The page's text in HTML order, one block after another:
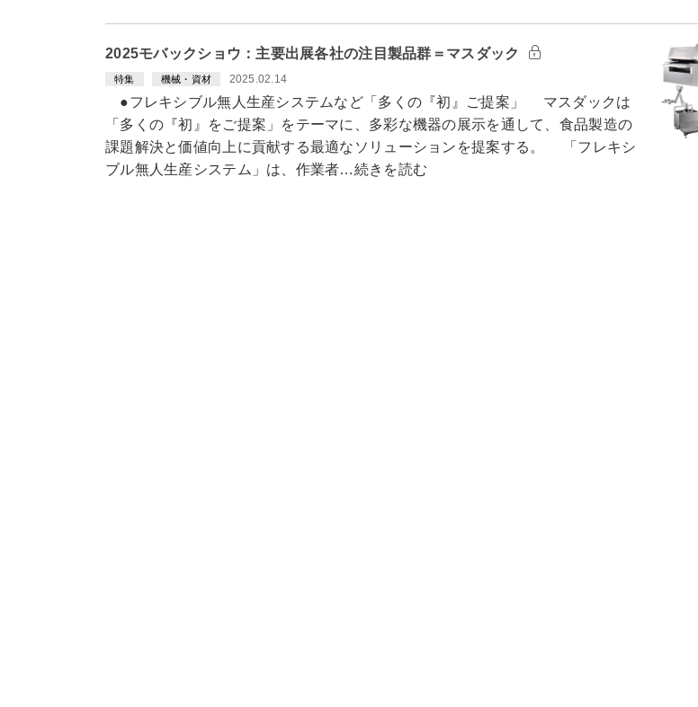
2025モバックショウ：主要出展各社の注目製品群＝マスダック
特集 機械・資材 2025.02.14
●フレキシブル無人生産システムなど「多くの『初』ご提案」 マスダックは
「多くの『初』をご提案」をテーマに、多彩な機器の展示を通して、食品製造の
課題解決と価値向上に貢献する最適なソリューションを提案する。 「フレキシ
ブル無人生産システム」は、作業者…続きを読む